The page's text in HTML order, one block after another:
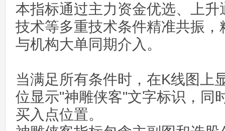
本指标通过主力资金优选、上
技术等多重技术条件精准共振
与机构大单同期介入。
当满足所有条件时，在K线图上
位显示"神雕侠客"文字标识，同
买入点位置。